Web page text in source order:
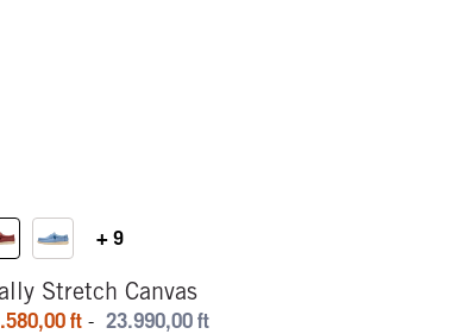
+ 9
Stretch Canvas
ft - 23.990,00ft